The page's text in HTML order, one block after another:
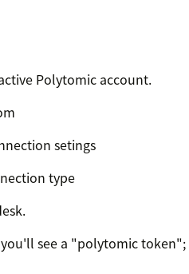
Polytomic account.
setings
type
see a "polytomic token";